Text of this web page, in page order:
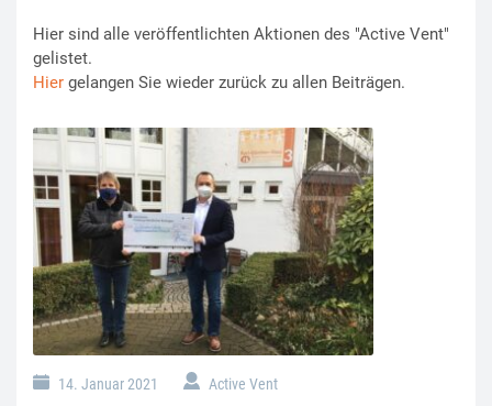
Hier sind alle veröffentlichten Aktionen des "Active Vent"
gelistet.
Hier gelangen Sie wieder zurück zu allen Beiträgen.
14. Januar 2021 Active Vent